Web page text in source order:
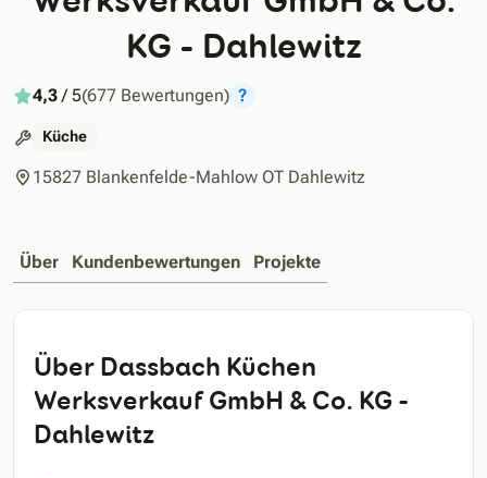
KG - Dahlewitz
4,3/ 5(677 Bewertungen) ?
Küche
15827 Blankenfelde-Mahlow OT Dahlewitz
Über Kundenbewertungen Projekte
Über Dassbach Küchen
Werksverkauf GmbH & Co. KG -
Dahlewitz